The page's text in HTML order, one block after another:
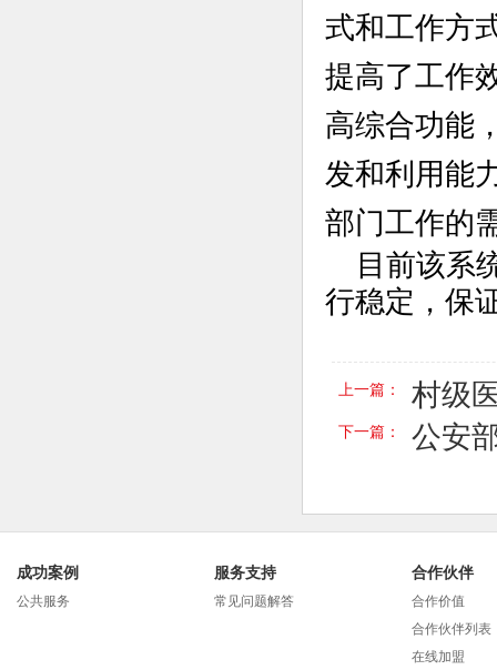
式和工作方
提高了工作
高综合功能
发和利用能
部门工作的
目前该系
行稳定，保
上一篇： 村级
下一篇： 公安
成功案例
公共服务
服务支持
常见问题解答
合作伙伴
合作价值
合作伙伴列表
在线加盟